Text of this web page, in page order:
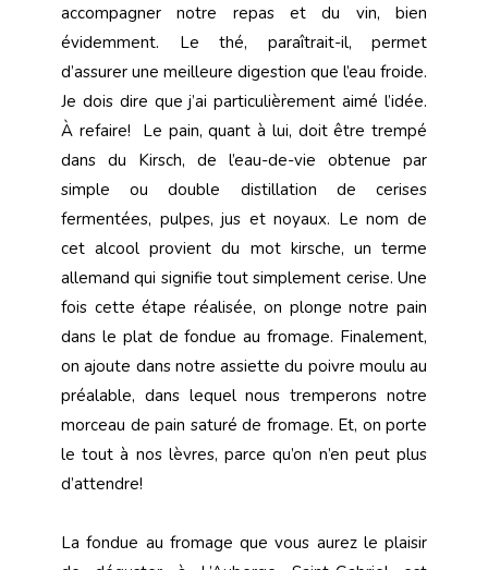
accompagner notre repas et du vin, bien
évidemment. Le thé, paraîtrait-il, permet
d’assurer une meilleure digestion que l’eau froide.
Je dois dire que j’ai particulièrement aimé l’idée.
À refaire! Le pain, quant à lui, doit être trempé
dans du Kirsch, de l’eau-de-vie obtenue par
simple ou double distillation de cerises
fermentées, pulpes, jus et noyaux. Le nom de
cet alcool provient du mot kirsche, un terme
allemand qui signifie tout simplement cerise. Une
fois cette étape réalisée, on plonge notre pain
dans le plat de fondue au fromage. Finalement,
on ajoute dans notre assiette du poivre moulu au
préalable, dans lequel nous tremperons notre
morceau de pain saturé de fromage. Et, on porte
le tout à nos lèvres, parce qu’on n’en peut plus
d’attendre!
La fondue au fromage que vous aurez le plaisir